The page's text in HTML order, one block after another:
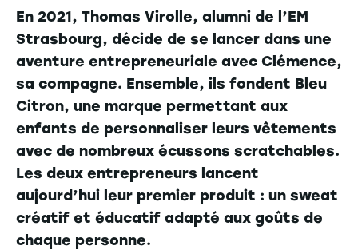
En 2021, Thomas Virolle, alumni de l’EM
Strasbourg, décide de se lancer dans une
aventure entrepreneuriale avec Clémence,
sa compagne. Ensemble, ils fondent Bleu
Citron, une marque permettant aux
enfants de personnaliser leurs vêtements
avec de nombreux écussons scratchables.
Les deux entrepreneurs lancent
aujourd’hui leur premier produit : un sweat
créatif et éducatif adapté aux goûts de
chaque personne.